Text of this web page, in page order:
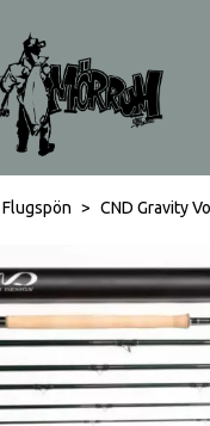
Flugspön CND Gravity